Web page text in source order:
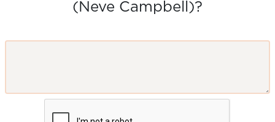
(Neve Campbell)?